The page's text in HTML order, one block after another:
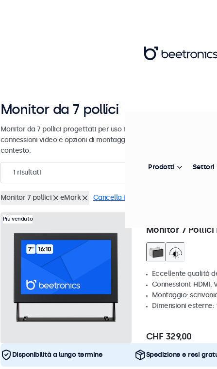
Monitor da 7 pollici
Monitor da 7 pollici progettati per uso industriale e commerciale.
connessioni video e opzioni di montaggio versatili, consentendo
contesto.
1 risultati
Monitor 7 pollici eMark Cancella i filtri
Più venduto
Monitor 7
Eccellente qualità
Connessioni: HDMI,
Montaggio:
Dimensioni esterne:
CHF 329,00
Disponibilità a lungo termine Spedizione e resi
Prodotti Settori